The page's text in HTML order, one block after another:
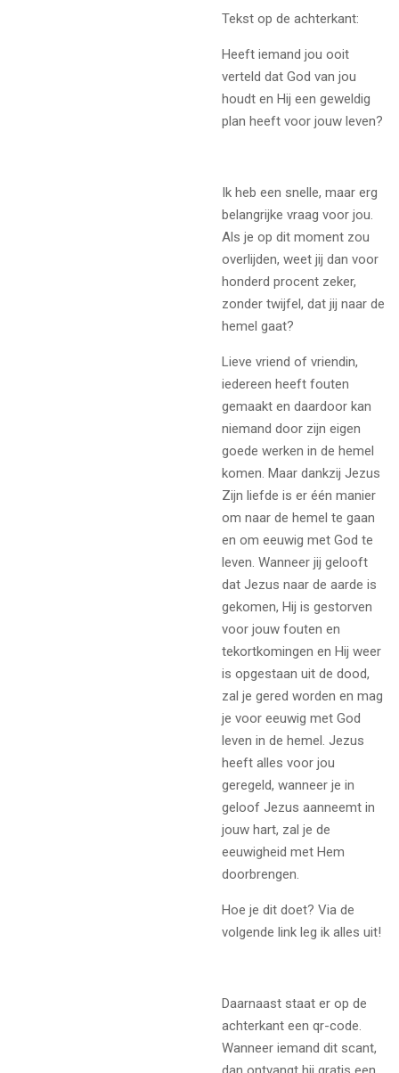
Tekst op de achterkant:
Heeft iemand jou ooit
verteld dat God van jou
houdt en Hij een geweldig
plan heeft voor jouw leven?
Ik heb een snelle, maar erg
belangrijke vraag voor jou.
Als je op dit moment zou
overlijden, weet jij dan voor
honderd procent zeker,
zonder twijfel, dat jij naar de
hemel gaat?
Lieve vriend of vriendin,
iedereen heeft fouten
gemaakt en daardoor kan
niemand door zijn eigen
goede werken in de hemel
komen. Maar dankzij Jezus
Zijn liefde is er één manier
om naar de hemel te gaan
en om eeuwig met God te
leven. Wanneer jij gelooft
dat Jezus naar de aarde is
gekomen, Hij is gestorven
voor jouw fouten en
tekortkomingen en Hij weer
is opgestaan uit de dood,
zal je gered worden en mag
je voor eeuwig met God
leven in de hemel. Jezus
heeft alles voor jou
geregeld, wanneer je in
geloof Jezus aanneemt in
jouw hart, zal je de
eeuwigheid met Hem
doorbrengen.
Hoe je dit doet? Via de
volgende link leg ik alles uit!
Daarnaast staat er op de
achterkant een qr-code.
Wanneer iemand dit scant,